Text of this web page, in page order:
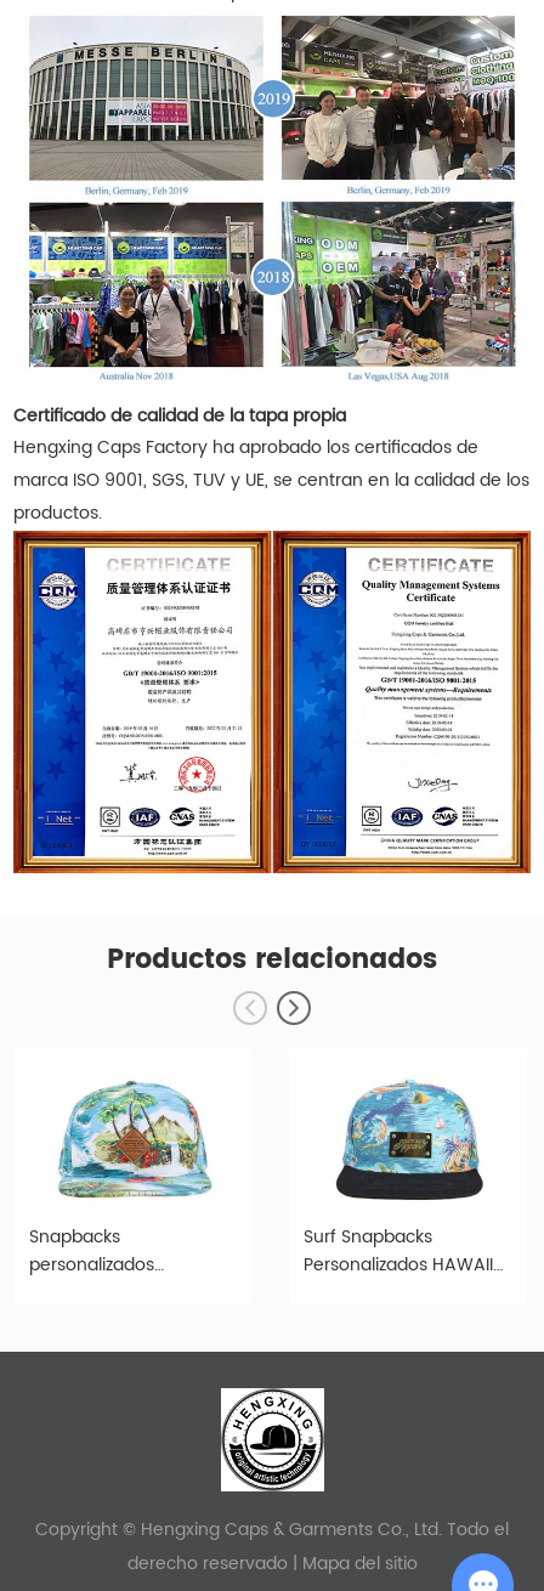
Certificado de calidad de la tapa propia
Hengxing Caps Factory ha aprobado los certificados de
marca ISO 9001, SGS, TUV y UE, se centran en la calidad de los
productos.
Productos relacionados
Snapbacks
personalizados
Surf Snapbacks
Personalizados HAWAII
Copyright © Hengxing Caps & Garments Co., Ltd. Todo el
derecho reservado | Mapa del sitio